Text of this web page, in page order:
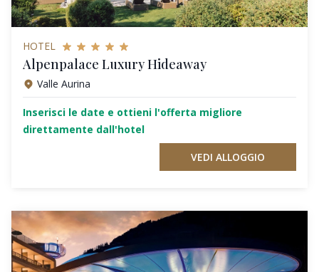
HOTEL
Alpenpalace Luxury Hideaway
Valle Aurina
Inserisci le date e ottieni l'offerta migliore
direttamente dall'hotel
VEDI ALLOGGIO